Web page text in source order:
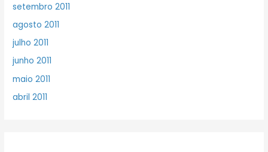
setembro 2011
agosto 2011
julho 2011
junho 2011
maio 2011
abril 2011